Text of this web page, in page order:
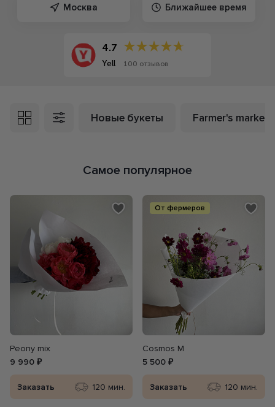
Москва Ближайшее время
4.7
Yell 100 отзывов
Новые букеты Farmer's market
Самое популярное
Peony mix
9 990 ₽
Заказать 120 мин.
От фермеров
Cosmos M
5 500 ₽
Заказать 120 мин.